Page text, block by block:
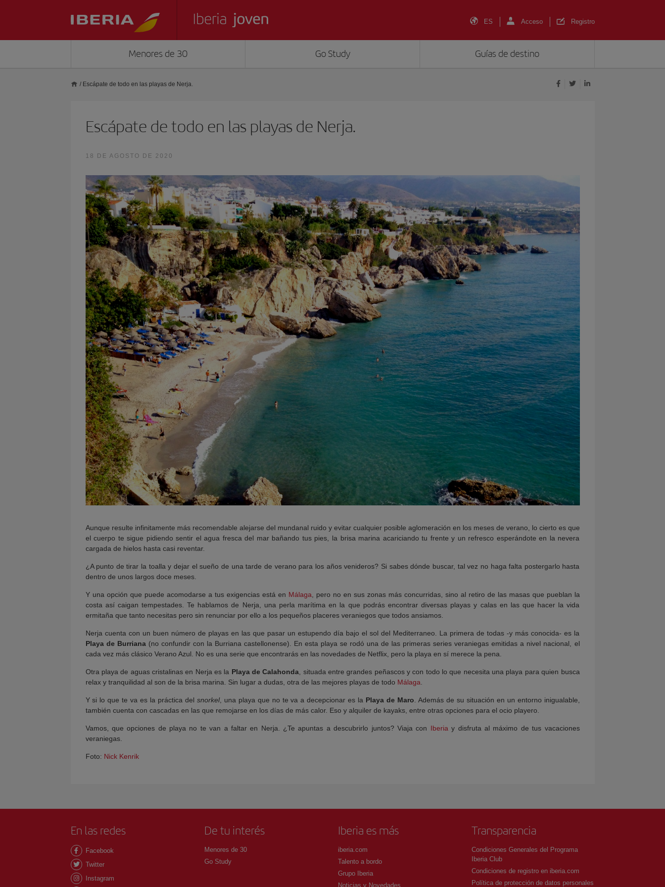
ES Acceso Registro
Menores de 30 Go Study Guías de destino
/ Escápate de todo en las playas de Nerja.
Escápate de todo en las playas de Nerja.
18 DE AGOSTO DE 2020
Aunque resulte infinitamente más recomendable alejarse del mundanal ruido y evitar cualquier posible aglomeración en los meses de verano, lo cierto es que
el cuerpo te sigue pidiendo sentir el agua fresca del mar bañando tus pies, la brisa marina acariciando tu frente y un refresco esperándote en la nevera
cargada de hielos hasta casi reventar.
¿A punto de tirar la toalla y dejar el sueño de una tarde de verano para los años venideros? Si sabes dónde buscar, tal vez no haga falta postergarlo hasta
dentro de unos largos doce meses.
Y una opción que puede acomodarse a tus exigencias está en Málaga , pero no en sus zonas más concurridas, sino al retiro de las masas que pueblan la
costa así caigan tempestades. Te hablamos de Nerja, una perla marítima en la que podrás encontrar diversas playas y calas en las que hacer la vida
ermitaña que tanto necesitas pero sin renunciar por ello a los pequeños placeres veraniegos que todos ansiamos.
Nerja cuenta con un buen número de playas en las que pasar un estupendo día bajo el sol del Mediterraneo. La primera de todas -y más conocida- es la
Playa de Burriana(no confundir con la Burriana castellonense). En esta playa se rodó una de las primeras series veraniegas emitidas a nivel nacional, el
cada vez más clásico Verano Azul. No es una serie que encontrarás en las novedades de Netflix, pero la playa en sí merece la pena.
Otra playa de aguas cristalinas en Nerja es la Playa de Calahonda , situada entre grandes peñascos y con todo lo que necesita una playa para quien busca
relax y tranquilidad al son de la brisa marina. Sin lugar a dudas, otra de las mejores playas de todo Málaga
Y si lo que te va es la práctica del snorkel, una playa que no te va a decepcionar es la Playa de Maro . Además de su situación en un entorno inigualable,
también cuenta con cascadas en las que remojarse en los días de más calor. Eso y alquiler de kayaks, entre otras opciones para el ocio playero.
Vamos, que opciones de playa no te van a faltar en Nerja. ¿Te apuntas a descubrirlo juntos? Viaja con Iberia y disfruta al máximo de tus vacaciones
veraniegas.
Foto: Nick Kenrik
En las redes
Facebook
Twitter
Instagram
De tu interés
Menores de 30
Go Study
Iberia es más
iberia.com
Talento a bordo
Grupo Iberia
Noticias y Novedades
Transparencia
Condiciones Generales del Programa
Iberia Club
Condiciones de registro en iberia.com
Política de protección de datos personales